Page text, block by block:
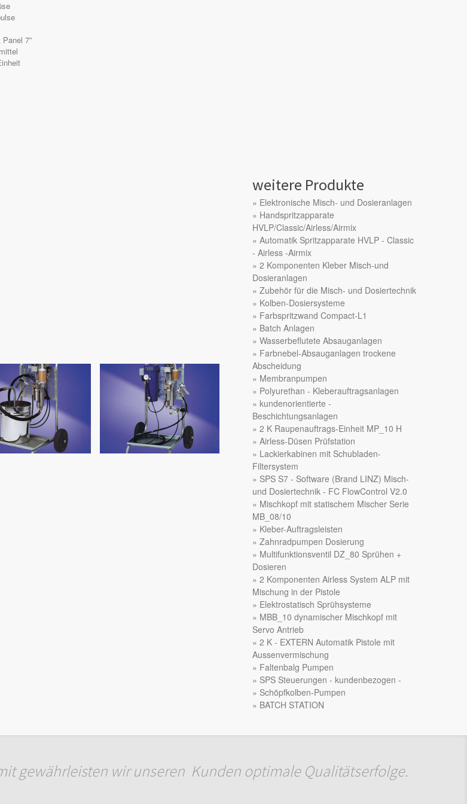
7”
weitere Produkte
Elektronische Misch- und Dosieranlagen
Handspritzapparate
HVLP/Classic/Airless/Airmix
Automatik Spritzapparate HVLP - Classic
- Airless -Airmix
2 Komponenten Kleber Misch-und
Dosieranlagen
Zubehör für die Misch- und Dosiertechnik
Kolben-Dosiersysteme
Farbspritzwand Compact-L1
Batch Anlagen
Wasserbeflutete Absauganlagen
Farbnebel-Absauganlagen trockene
Abscheidung
Membranpumpen
Polyurethan - Kleberauftragsanlagen
kundenorientierte -
Beschichtungsanlagen
2 K Raupenauftrags-Einheit MP_10 H
Airless-Düsen Prüfstation
Lackierkabinen mit Schubladen-
Filtersystem
SPS S7 - Software (Brand LINZ) Misch-
und Dosiertechnik - FC FlowControl V2.0
Mischkopf mit statischem Mischer Serie
MB_08/10
Kleber-Auftragsleisten
Zahnradpumpen Dosierung
Multifunktionsventil DZ_80 Sprühen +
Dosieren
2 Komponenten Airless System ALP mit
Mischung in der Pistole
Elektrostatisch Sprühsysteme
MBB_10 dynamischer Mischkopf mit
Servo Antrieb
2 K - EXTERN Automatik Pistole mit
Aussenvermischung
Faltenbalg Pumpen
SPS Steuerungen - kundenbezogen -
Schöpfkolben-Pumpen
BATCH STATION
gewährleisten wir unseren Kunden optimale Qualitätserfolge.